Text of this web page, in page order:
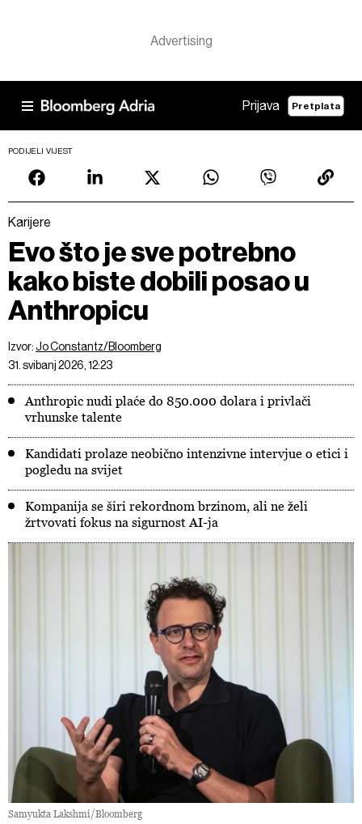
Prijava Pretplata
PODIJELI VIJEST
Karijere
Evo što je sve potrebno
kako biste dobili posao u
Anthropicu
Izvor:Jo Constantz/Bloomberg
31. svibanj 2026, 12:23
Anthropic nudi plaće do 850.000 dolara i privlači
vrhunske talente
Kandidati prolaze neobično intenzivne intervjue o etici i
pogledu na svijet
Kompanija se širi rekordnom brzinom, ali ne želi
žrtvovati fokus na sigurnost AI-ja
Samyukta Lakshmi/Bloomberg